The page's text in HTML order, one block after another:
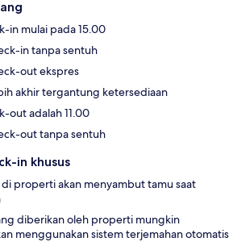
in mulai pada 15.00
in tanpa sentuh
out ekspres
akhir tergantung ketersediaan
out adalah 11.00
out tanpa sentuh
in khusus
di properti akan menyambut tamu saat
diberikan oleh properti mungkin
menggunakan sistem terjemahan otomatis